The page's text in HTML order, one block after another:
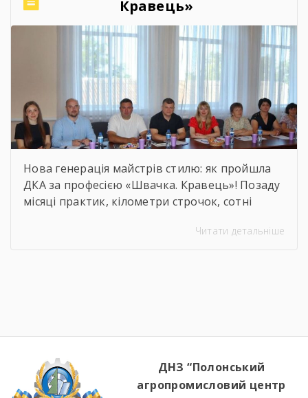
вас, дорогі випускники, закінчився черговий
етап. А далі […]
Кравець»
Нова генерація майстрів стилю: як пройшла
ДКА за професією «Швачка. Кравець»! Позаду
місяці практик, кілометри строчок, сотні
примірками. 22 червня відбулася
мислення та вміння працювати з
Читати детальніше
ДНЗ “Полонський
агропромисловий центр